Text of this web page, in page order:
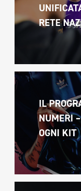
RETE
IL
NUMERI
OGNI KIT